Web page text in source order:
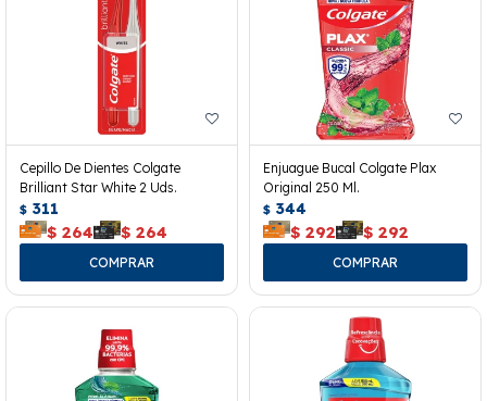
Cepillo De Dientes Colgate
Brilliant Star White 2 Uds.
$ 311
$ 264 $ 264
Enjuague Bucal Colgate Plax
Original 250 Ml.
$ 344
$ 292 $ 292